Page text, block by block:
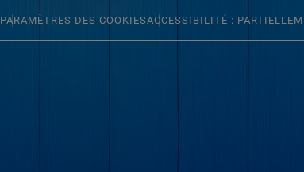
PARAMÈTRES DES COOKIESACCESSIBILITÉ :